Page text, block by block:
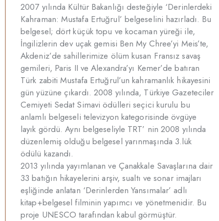
2007 yılında Kültür Bakanlığı desteğiyle ‘Derinlerdeki
Kahraman: Mustafa Ertuğrul’ belgeselini hazırladı. Bu
belgesel; dört küçük topu ve kocaman yüreği ile,
İngilizlerin dev uçak gemisi Ben My Chree’yi Meis’te,
Akdeniz’de sahillerimize ölüm kusan Fransız savaş
gemileri, Paris II ve Alexandra’yı Kemer’de batıran
Türk zabiti Mustafa Ertuğrul’un kahramanlık hikayesini
gün yüzüne çıkardı. 2008 yılında, Türkiye Gazeteciler
Cemiyeti Sedat Simavi ödülleri seçici kurulu bu
anlamlı belgeseli televizyon kategorisinde övgüye
layık gördü. Aynı belgeseliyle TRT’ nin 2008 yılında
düzenlemiş olduğu belgesel yarınmaşında 3.lük
ödülü kazandı.
2013 yılında yayımlanan ve Çanakkale Savaşlarına dair
33 batığın hikayelerini arşiv, sualtı ve sonar imajları
eşliğinde anlatan ‘Derinlerden Yansımalar’ adlı
kitap+belgesel filminin yapımcı ve yönetmenidir. Bu
proje UNESCO tarafından kabul görmüştür.